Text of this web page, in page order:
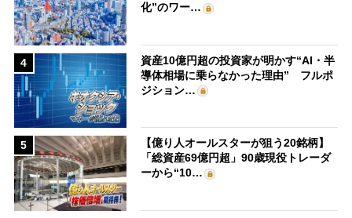
化”のワー…
4
資産10億円超の投資家が明かす“AI・半
導体相場に乗らなかった理由” フルポ
ジション…
5
【億り人オールスターが狙う20銘柄】
「総資産69億円超」90歳現役トレーダ
ーから“10…